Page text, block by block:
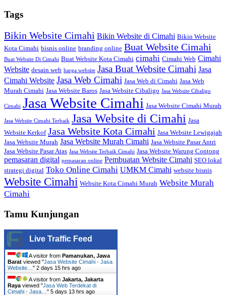
Tags
Bikin Website Cimahi Bikin Website di Cimahi Bikin Website
Kota Cimahi bisnis online branding online Buat Website Cimahi
Buat Website Di Cimahi Buat Website Kota Cimahi cimahi Cimahi Web Cimahi
Website desain web harga website Jasa Buat Website Cimahi Jasa
Cimahi Website Jasa Web Cimahi Jasa Web di Cimahi Jasa Web
Murah Cimahi Jasa Website Baros Jasa Website Cibaligo Jasa Website Cibaligo
Cimahi Jasa Website Cimahi Jasa Website Cimahi Murah
Jasa Website Cimahi Terbaik Jasa Website di Cimahi Jasa
Website Kerkof Jasa Website Kota Cimahi Jasa Website Lewigajah
Jasa Website Murah Jasa Website Murah Cimahi Jasa Website Pasar Antri
Jasa Website Pasar Atas Jasa Website Terbaik Cimahi Jasa Website Warung Contong
pemasaran digital pemasaran online Pembuatan Website Cimahi SEO lokal
strategi digital Toko Online Cimahi UMKM Cimahi website bisnis
Website Cimahi Website Kota Cimahi Murah Website Murah
Cimahi
Tamu Kunjungan
Live Traffic Feed
A visitor from Pamanukan, Jawa
Barat viewed "Jasa Website Cimahi - Jasa
Website… " 2 days 15 hrs ago
A visitor from Jakarta, Jakarta
Raya viewed "Jasa Web Terdekat di
Cimahi - Jasa… " 5 days 13 hrs ago